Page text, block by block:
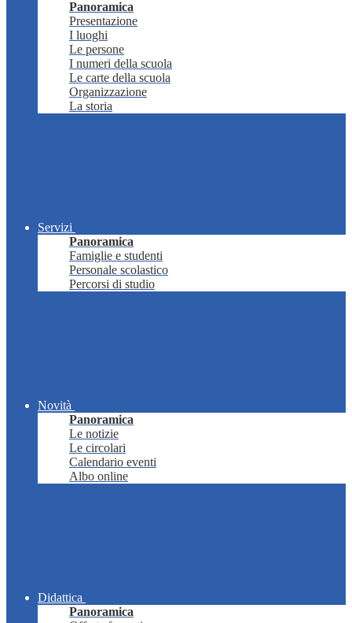
Panoramica
Presentazione
I luoghi
Le persone
I numeri della scuola
Le carte della scuola
Organizzazione
La storia
Servizi
Panoramica
Famiglie e studenti
Personale scolastico
Percorsi di studio
Novità
Panoramica
Le notizie
Le circolari
Calendario eventi
Albo online
Didattica
Panoramica